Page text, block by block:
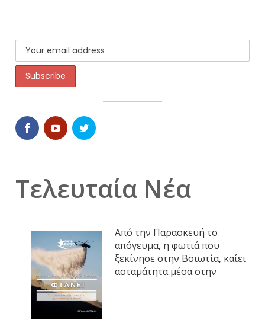
Τελευταία Νέα
Από την Παρασκευή το
απόγευμα, η φωτιά που
ξεκίνησε στην Βοιωτία, καίει
ασταμάτητα μέσα στην